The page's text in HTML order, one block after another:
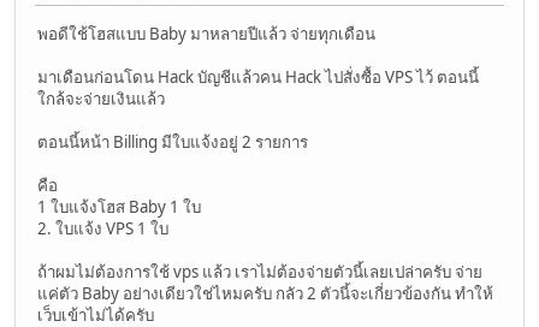
พอดีใช้โฮสแบบ Baby มาหลายปีแล้ว จ่ายทุกเดือน
มาเดือนก่อนโดน Hack บัญชีแล้วคน Hack ไปสั่งซื้อ VPS ไว้ ตอนนี้
ใกล้จะจ่ายเงินแล้ว
ตอนนี้หน้า Billing มีใบแจ้งอยู่ 2 รายการ
คือ
1 ใบแจ้งโฮส Baby 1 ใบ
2. ใบแจ้ง VPS 1 ใบ
ถ้าผมไม่ต้องการใช้ vps แล้ว เราไม่ต้องจ่ายตัวนี้เลยเปล่าครับ จ่าย
แค่ตัว Baby อย่างเดียวใช่ไหมครับ กลัว 2 ตัวนี้จะเกี่ยวข้องกัน ทำให้
เว็บเข้าไม่ได้ครับ